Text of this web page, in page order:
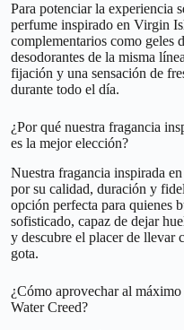
Para potenciar la experiencia
perfume inspirado en Virgin
complementarios como geles
desodorantes de la misma
fijación y una sensación de
durante todo el día.
¿Por qué nuestra fragancia
es la mejor elección?
Nuestra fragancia inspirada
por su calidad, duración y
opción perfecta para quienes
sofisticado, capaz de dejar
y descubre el placer de llevar
gota.
¿Cómo aprovechar al
Water Creed?